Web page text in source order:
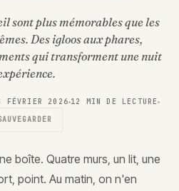
sont plus mémorables que les
Des igloos aux phares,
qui transforment une nuit
FÉVRIER 2026 12
MIN DE LECTURE
boîte. Quatre murs, un lit, une
point. Au matin, on n'en